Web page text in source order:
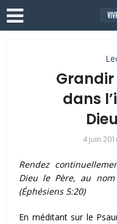
Grandir
dans
4 juin
Rendez
Dieu le Père, au nom
(Éphésiens 5:20)
En méditant sur le